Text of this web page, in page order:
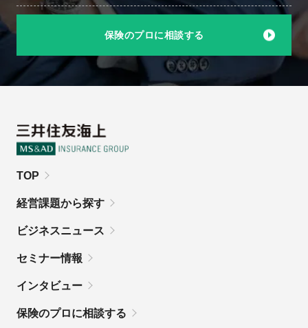
保険のプロに相談する
TOP
経営課題から探す
ビジネスニュース
セミナー情報
インタビュー
保険のプロに相談する